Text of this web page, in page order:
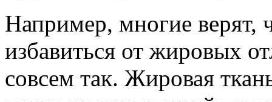
Например, многие верят,
избавиться от жировых
совсем так. Жировая